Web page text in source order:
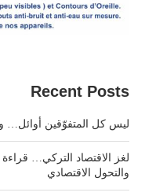
Recent Posts
ليس كل المتفوّقين أوائل…
لغز الاقتصاد التركي…
والتحول الاقتصادي